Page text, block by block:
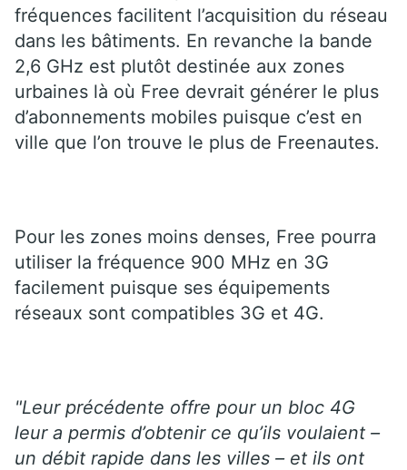
fréquences facilitent l’acquisition du réseau
dans les bâtiments. En revanche la bande
2,6 GHz est plutôt destinée aux zones
urbaines là où Free devrait générer le plus
d’abonnements mobiles puisque c’est en
ville que l’on trouve le plus de Freenautes.
Pour les zones moins denses, Free pourra
utiliser la fréquence 900 MHz en 3G
facilement puisque ses équipements
réseaux sont compatibles 3G et 4G.
"Leur précédente offre pour un bloc 4G
leur a permis d’obtenir ce qu’ils voulaient –
un débit rapide dans les villes – et ils ont